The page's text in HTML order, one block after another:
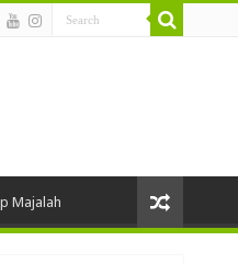
Majalah